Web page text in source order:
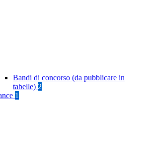
Bandi di concorso (da pubblicare in
tabelle) 2
1